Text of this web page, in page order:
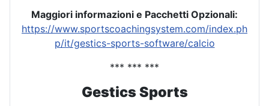
Maggiori informazioni e Pacchetti Opzionali:
https://www.sportscoachingsystem.com/index.ph
p/it/gestics-sports-software/calcio
*** *** ***
Gestics Sports